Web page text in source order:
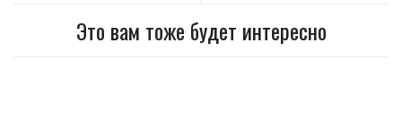
Это вам тоже будет интересно